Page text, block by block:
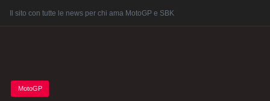
Il sito con tutte le news per chi ama MotoGP e SBK
Posted
in
MotoGP